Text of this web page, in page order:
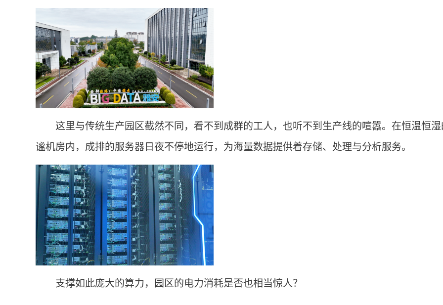
这里与传统生产园区截然不同，看不到成群的工人，也听不到生产线的喧嚣。在恒温恒
谧机房内，成排的服务器日夜不停地运行，为海量数据提供着存储、处理与分析服务。
支撑如此庞大的算力，园区的电力消耗是否也相当惊人？